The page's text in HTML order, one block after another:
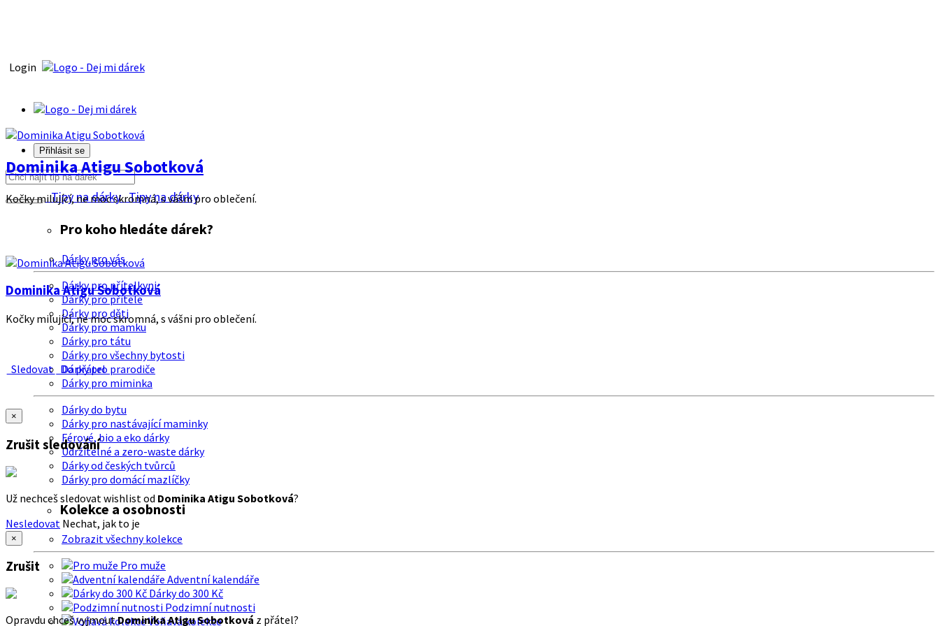
Login
Přihlásit se
Tipy na dárkyTipy na dárky
Pro koho hledáte dárek?
Dárky pro vás
Dárky pro přítelkyni
Dárky pro přítele
Dárky pro děti
Dárky pro mamku
Dárky pro tátu
Dárky pro všechny bytosti
Dárky pro prarodiče
Dárky pro miminka
Dárky do bytu
Dárky pro nastávající maminky
Férové, bio a eko dárky
Udržitelné a zero-waste dárky
Dárky od českých tvůrců
Dárky pro domácí mazlíčky
Kolekce a osobnosti
Zobrazit všechny kolekce
Pro muže
Adventní kalendáře
Dárky do 300 Kč
Podzimní nutnosti
Voňavá kolekce
Dominika Atigu Sobotková
Kočky milující, ne moc skromná, s vášni pro oblečení.
Dominika Atigu Sobotková
Kočky milující, ne moc skromná, s vášni pro oblečení.
Sledovat Do přátel
×
Zrušit sledování
Už nechceš sledovat wishlist od Dominika Atigu Sobotková?
Nesledovat Nechat, jak to je
×
Zrušit
Opravdu chceš vyjmoutDominika Atigu Sobotková z přátel?